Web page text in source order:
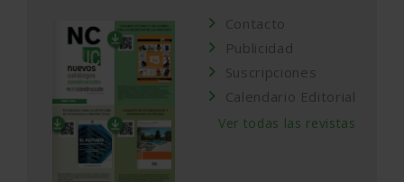
Contacto
Publicidad
Suscripciones
Calendario Editorial
Ver todas las revistas